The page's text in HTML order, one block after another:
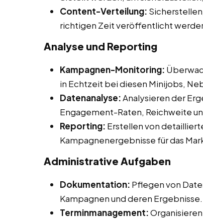
Content-Verteilung:
richtigen Zeit veröffentlicht
Analyse und Reporting
Kampagnen-Monitoring:
in Echtzeit bei diesen Minijobs,
Datenanalyse:Analysieren der
Engagement-Raten, Reichweite
Reporting: Erstellen von
Kampagnenergebnisse für das
Administrative Aufgaben
Dokumentation: Pflegen von
Kampagnen und deren Ergebnisse.
Terminmanagement: